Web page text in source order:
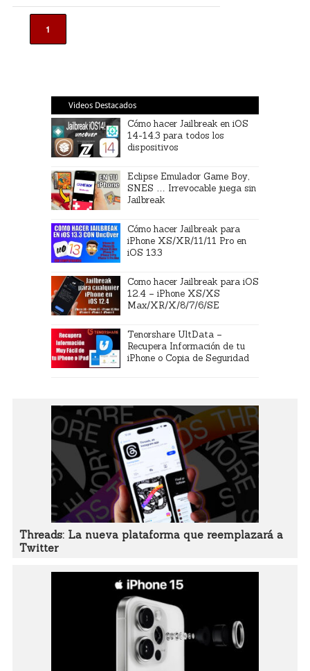
1
Videos Destacados
Cómo hacer Jailbreak en iOS
14-14.3 para todos los
dispositivos
Eclipse Emulador Game Boy,
SNES … Irrevocable juega sin
Jailbreak
Cómo hacer Jailbreak para
iPhone XS/XR/11/11 Pro en
iOS 13.3
Como hacer Jailbreak para iOS
12.4 – iPhone XS/XS
Max/XR/X/8/7/6/SE
Tenorshare UltData –
Recupera Información de tu
iPhone o Copia de Seguridad
Threads: La nueva plataforma que reemplazará a
Twitter